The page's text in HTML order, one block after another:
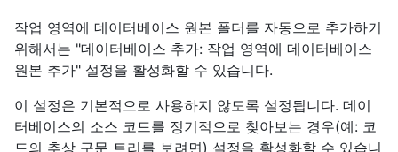
작업 영역에 데이터베이스 원본 폴더를 자동으로 추가하기
위해서는 "데이터베이스 추가: 작업 영역에 데이터베이스
원본 추가" 설정을 활성화할 수 있습니다.
이 설정은 기본적으로 사용하지 않도록 설정됩니다. 데이
터베이스의 소스 코드를 정기적으로 찾아보는 경우(예: 코
드의 추상 구문 트리를 보려면) 설정을 활성화할 수 있습니